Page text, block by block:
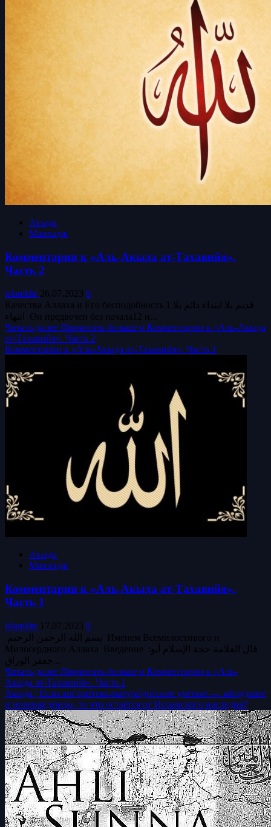
Акыда
Манхадж
Комментарии к «Аль-Акыда ат-Тахавийя».
Часть 2
islamkbr 26.07.2023 0
Качества Аллаха и Его бесподобность 1 قديم بلا ابتداء دائم بلا
انتهاء Он предвечен без начала12 и...
Читать далее Прочитать больше о Комментарии к «Аль-Акыда
ат-Тахавийя». Часть 2
Комментарии к «Аль-Акыда ат-Тахавийя». Часть 1
Акыда
Манхадж
Комментарии к «Аль-Акыда ат-Тахавийя».
Часть 1
islamkbr 17.07.2023 0
Милосердного Аллаха Введение :قال العلامة حجة الإسلام أبو
Читать далее Прочитать больше о Комментарии к «Аль-
Акыда ат-Тахавийя». Часть 1
Акыда | Если аш‘ари́тско-ма́тури́ди́тские учёные — заблудшие
и нововведенцы, то что остаётся от Исламского наследия?